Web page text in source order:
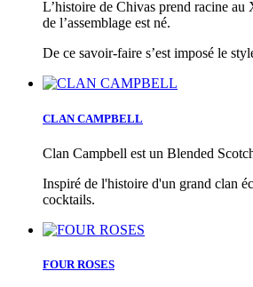
L’histoire de Chivas prend racine au
de l’assemblage est né.
De ce savoir-faire s’est imposé le
CLAN CAMPBELL
Clan Campbell est un Blended
Inspiré de l'histoire d'un grand clan
cocktails.
FOUR ROSES